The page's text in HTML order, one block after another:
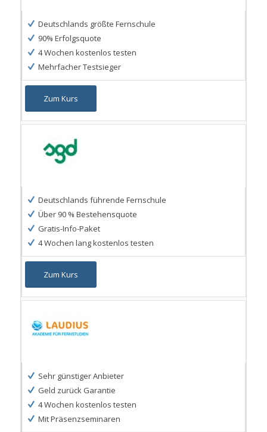
Deutschlands größte Fernschule
90% Erfolgsquote
4 Wochen kostenlos testen
Mehrfacher Testsieger
Zum Kurs
Deutschlands führende Fernschule
Über 90 % Bestehensquote
Gratis-Info-Paket
4 Wochen lang kostenlos testen
Zum Kurs
Sehr günstiger Anbieter
Geld zurück Garantie
4 Wochen kostenlos testen
Mit Präsenzseminaren